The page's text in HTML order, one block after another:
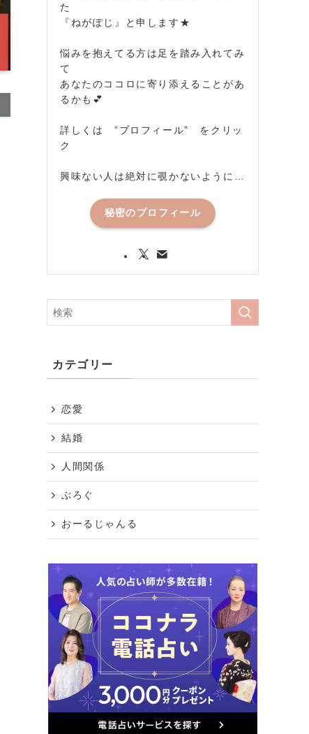
た
『ねがぽじ』と申します★
悩みを抱えてる方は足を踏み入れてみ
て
あなたのココロに寄り添えることがあ
るかも💕
詳しくは ”プロフィール” をクリッ
ク
興味ない人は絶対に覗かないように…
秘密のプロフィール
カテゴリー
恋愛
結婚
人間関係
ぶろぐ
おーるじゃんる